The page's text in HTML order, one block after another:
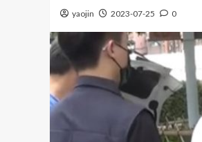
yaojin 2023-07-25 0